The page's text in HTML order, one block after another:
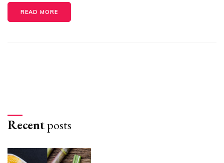
READ MORE
Recentposts